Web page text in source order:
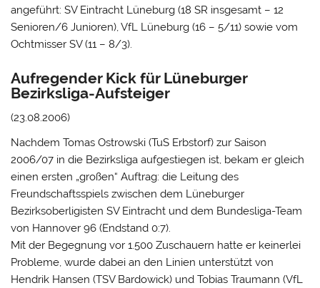
angeführt: SV Eintracht Lüneburg (18 SR insgesamt – 12
Senioren/6 Junioren), VfL Lüneburg (16 – 5/11) sowie vom
Ochtmisser SV (11 – 8/3).
Aufregender Kick für Lüneburger
Bezirksliga-Aufsteiger
(23.08.2006)
Nachdem Tomas Ostrowski (TuS Erbstorf) zur Saison
2006/07 in die Bezirksliga aufgestiegen ist, bekam er gleich
einen ersten „großen“ Auftrag: die Leitung des
Freundschaftsspiels zwischen dem Lüneburger
Bezirksoberligisten SV Eintracht und dem Bundesliga-Team
von Hannover 96 (Endstand 0:7).
Mit der Begegnung vor 1.500 Zuschauern hatte er keinerlei
Probleme, wurde dabei an den Linien unterstützt von
Hendrik Hansen (TSV Bardowick) und Tobias Traumann (VfL